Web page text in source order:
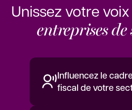
Unissez votre
entreprises de
Influencez le
fiscal de votre